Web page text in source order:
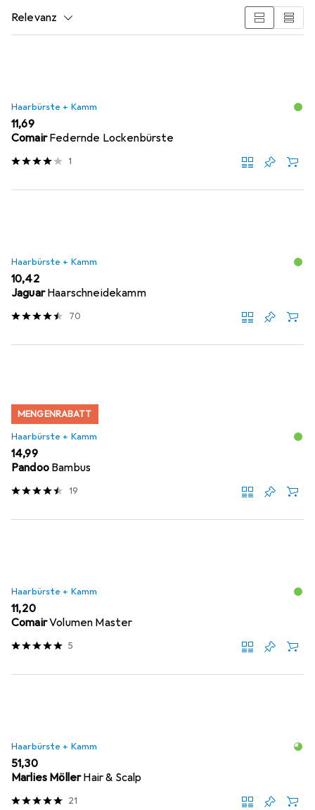
Relevanz
Haarbürste + Kamm
EUR
11,69
Comair Federnde Lockenbürste
1
Haarbürste + Kamm
EUR
10,42
Jaguar Haarschneidekamm
70
MENGENRABATT
Haarbürste + Kamm
EUR
14,99
Pandoo Bambus
19
Haarbürste + Kamm
EUR
11,20
ComairVolumen Master
5
Haarbürste + Kamm
EUR
51,30
Marlies MöllerHair & Scalp
21